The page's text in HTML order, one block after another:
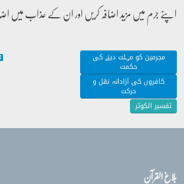
اپنے جرم میں مزید اضافہ کریں اور ان کے عذاب میں
مجرمین کو مہلت دینے کی
حکمت
کافروں کی آزادانہ نقل و
حرکت
تفسیر الکوثر
بلاغ القرآن